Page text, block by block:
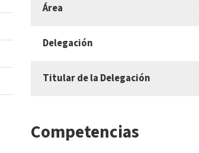
Área
Delegación
Titular de la Delegación
Competencias